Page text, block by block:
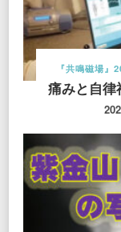
『共鳴磁場』
痛みと自律